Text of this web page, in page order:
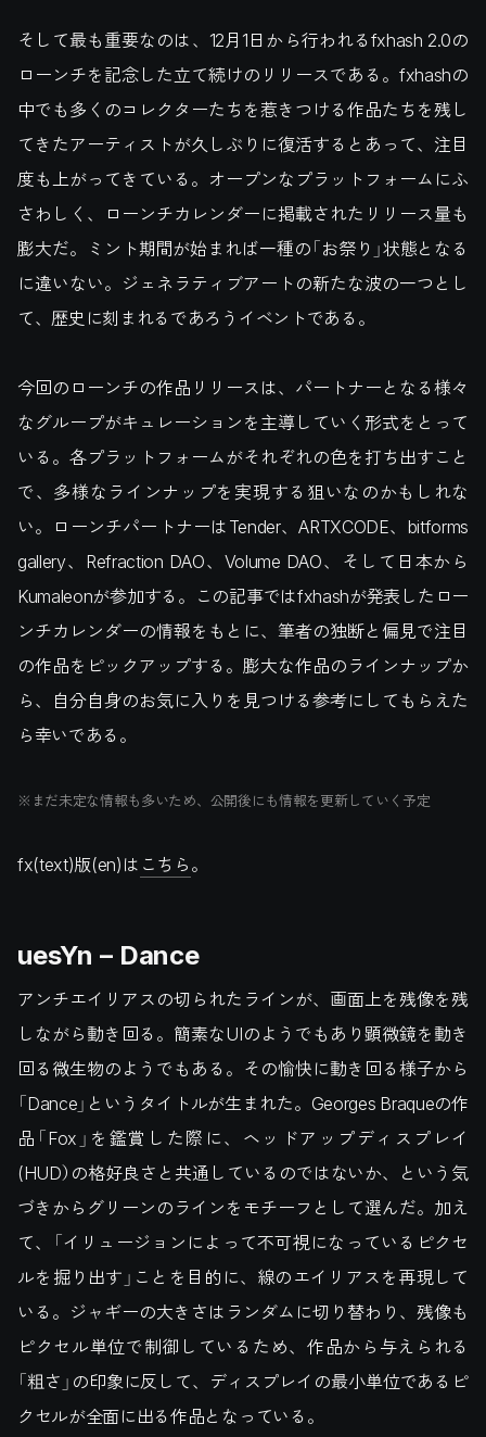
そして最も重要なのは、12月1日から行われるfxhash 2.0の
ローンチを記念した立て続けのリリースである。fxhashの
中でも多くのコレクターたちを惹きつける作品たちを残し
てきたアーティストが久しぶりに復活するとあって、注目
度も上がってきている。オープンなプラットフォームにふ
さわしく、ローンチカレンダーに掲載されたリリース量も
膨大だ。ミント期間が始まれば一種の「お祭り」状態となる
に違いない。ジェネラティブアートの新たな波の一つとし
て、歴史に刻まれるであろうイベントである。
今回のローンチの作品リリースは、パートナーとなる様々
なグループがキュレーションを主導していく形式をとって
いる。各プラットフォームがそれぞれの色を打ち出すこと
で、多様なラインナップを実現する狙いなのかもしれな
い。ローンチパートナーはTender、ARTXCODE、bitforms
gallery、Refraction DAO、Volume DAO、そして日本から
Kumaleonが参加する。この記事ではfxhashが発表したロー
ンチカレンダーの情報をもとに、筆者の独断と偏見で注目
の作品をピックアップする。膨大な作品のラインナップか
ら、自分自身のお気に入りを見つける参考にしてもらえた
ら幸いである。
※まだ未定な情報も多いため、公開後にも情報を更新していく予定
fx(text)版(en)は こちら。
uesYn – Dance
アンチエイリアスの切られたラインが、画面上を残像を残
しながら動き回る。簡素なUIのようでもあり顕微鏡を動き
回る微生物のようでもある。その愉快に動き回る様子から
「Dance」というタイトルが生まれた。Georges Braqueの作
品「Fox」を鑑賞した際に、ヘッドアップディスプレイ
(HUD）の格好良さと共通しているのではないか、という気
づきからグリーンのラインをモチーフとして選んだ。加え
て、「イリュージョンによって不可視になっているピクセ
ルを掘り出す」ことを目的に、線のエイリアスを再現して
いる。ジャギーの大きさはランダムに切り替わり、残像も
ピクセル単位で制御しているため、作品から与えられる
「粗さ」の印象に反して、ディスプレイの最小単位であるピ
クセルが全面に出る作品となっている。